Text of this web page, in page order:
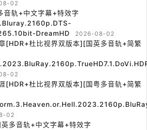
02
音轨+中文字幕+特效字
DreamHD
2026-08-02
[HDR+杜比视界双版本][国英多音轨+简繁
02
[HDR+杜比视界双版本][国粤多音轨+简繁
02
多音轨+中文字幕+特效字